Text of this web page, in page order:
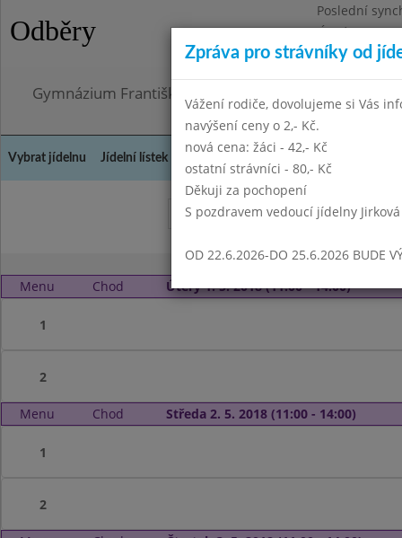
Odběry
Poslední
Úterý
Omezení
Gymnázium Františka Palackého, Neratovice,
Vybrat jídelnu Jídelní lístek
Duben 2018 Květen
Menu Chod Úterý 1. 5. 2018 (11:00 - 14:00)
1
2
Menu Chod Středa 2. 5. 2018 (11:00 - 14:00)
1
2
Zpráva pro strávníky od
Vážení rodiče, dovolujeme si Vás
navýšení ceny o 2,- Kč.
nová cena: žáci - 42,- Kč
ostatní strávníci - 80,- Kč
Děkuji za pochopení
S pozdravem vedoucí jídelny Jirková
OD 22.6.2026-DO 25.6.2026 BUDE